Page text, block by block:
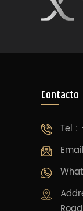
Contacto
Tel :